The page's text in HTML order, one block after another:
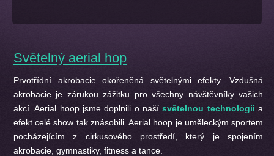
Světelný aerial hop
Prvotřídní akrobacie okořeněná světelnými efekty. Vzdušná
akrobacie je zárukou zážitku pro všechny návštěvníky vašich
akcí. Aerial hoop jsme doplnili o našísvětelnou technologii a
efekt celé show tak znásobili. Aerial hoop je uměleckým sportem
pocházejícím z cirkusového prostředí, který je spojením
akrobacie, gymnastiky, fitness a tance.